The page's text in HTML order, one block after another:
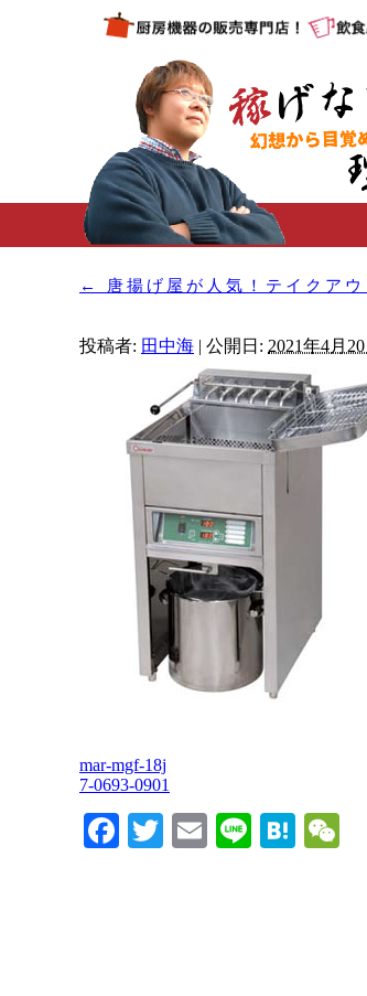
← 唐揚げ屋が人気！テイクア
投稿者: 田中海 | 公開日: 2021年4月20
mar-mgf-18j
7-0693-0901
Facebook
TwitterEmailLine